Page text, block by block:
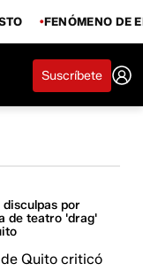
FENÓMENO DE
Suscríbete
disculpas por
de teatro 'drag'
Quito criticó